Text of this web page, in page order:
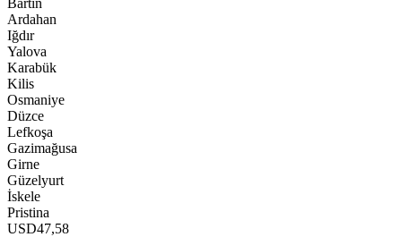
Bartın
Ardahan
Iğdır
Yalova
Karabük
Kilis
Osmaniye
Düzce
Lefkoşa
Gazimağusa
Girne
Güzelyurt
İskele
Pristina
USD47,58